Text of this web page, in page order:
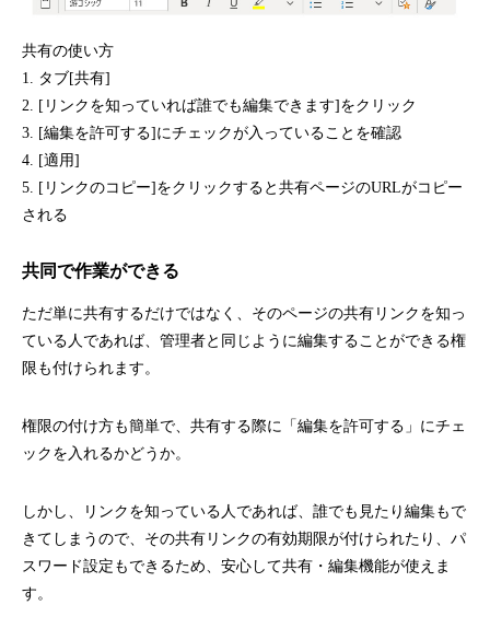
共有の使い方
1. タブ[共有]
2. [リンクを知っていれば誰でも編集できます]をクリック
3. [編集を許可する]にチェックが入っていることを確認
4. [適用]
5. [リンクのコピー]をクリックすると共有ページのURLがコピー
される
共同で作業ができる
ただ単に共有するだけではなく、そのページの共有リンクを知っ
ている人であれば、管理者と同じように編集することができる権
限も付けられます。
権限の付け方も簡単で、共有する際に「編集を許可する」にチェ
ックを入れるかどうか。
しかし、リンクを知っている人であれば、誰でも見たり編集もで
きてしまうので、その共有リンクの有効期限が付けられたり、パ
スワード設定もできるため、安心して共有・編集機能が使えま
す。